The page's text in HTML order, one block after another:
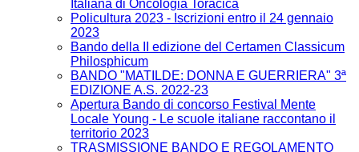
Italiana di Oncologia Toracica
Policultura 2023 - Iscrizioni entro il 24 gennaio
2023
Bando della II edizione del Certamen Classicum
Philosphicum
BANDO "MATILDE: DONNA E GUERRIERA" 3ª
EDIZIONE A.S. 2022-23
Apertura Bando di concorso Festival Mente
Locale Young - Le scuole italiane raccontano il
territorio 2023
TRASMISSIONE BANDO E REGOLAMENTO